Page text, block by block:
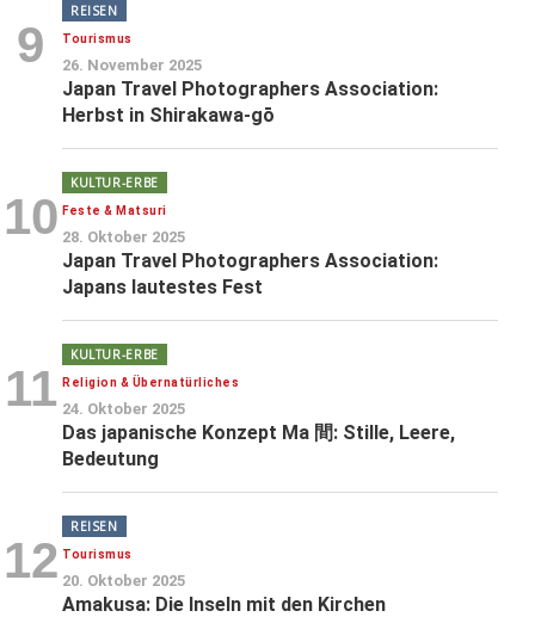
9
REISEN
Tourismus
26. November 2025
Japan Travel Photographers Association:
Herbst in Shirakawa-gō
10
KULTUR-ERBE
Feste & Matsuri
28. Oktober 2025
Japan Travel Photographers Association:
Japans lautestes Fest
11
KULTUR-ERBE
Religion & Übernatürliches
24. Oktober 2025
Das japanische Konzept Ma 間: Stille, Leere,
Bedeutung
12
REISEN
Tourismus
20. Oktober 2025
Amakusa: Die Inseln mit den Kirchen